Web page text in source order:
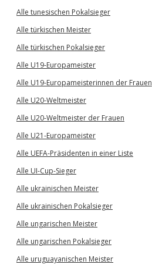
Alle tunesischen Pokalsieger
Alle türkischen Meister
Alle türkischen Pokalsieger
Alle U19-Europameister
Alle U19-Europameisterinnen der Frauen
Alle U20-Weltmeister
Alle U20-Weltmeister der Frauen
Alle U21-Europameister
Alle UEFA-Präsidenten in einer Liste
Alle UI-Cup-Sieger
Alle ukrainischen Meister
Alle ukrainischen Pokalsieger
Alle ungarischen Meister
Alle ungarischen Pokalsieger
Alle uruguayanischen Meister